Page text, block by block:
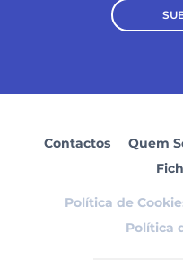
Contactos Quem
Política de
Política